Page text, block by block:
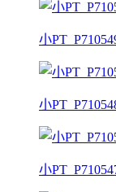
小
小
小